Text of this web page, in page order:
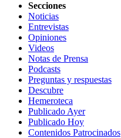
Secciones
Noticias
Entrevistas
Opiniones
Videos
Notas de Prensa
Podcasts
Preguntas y respuestas
Descubre
Hemeroteca
Publicado Ayer
Publicado Hoy
Contenidos Patrocinados